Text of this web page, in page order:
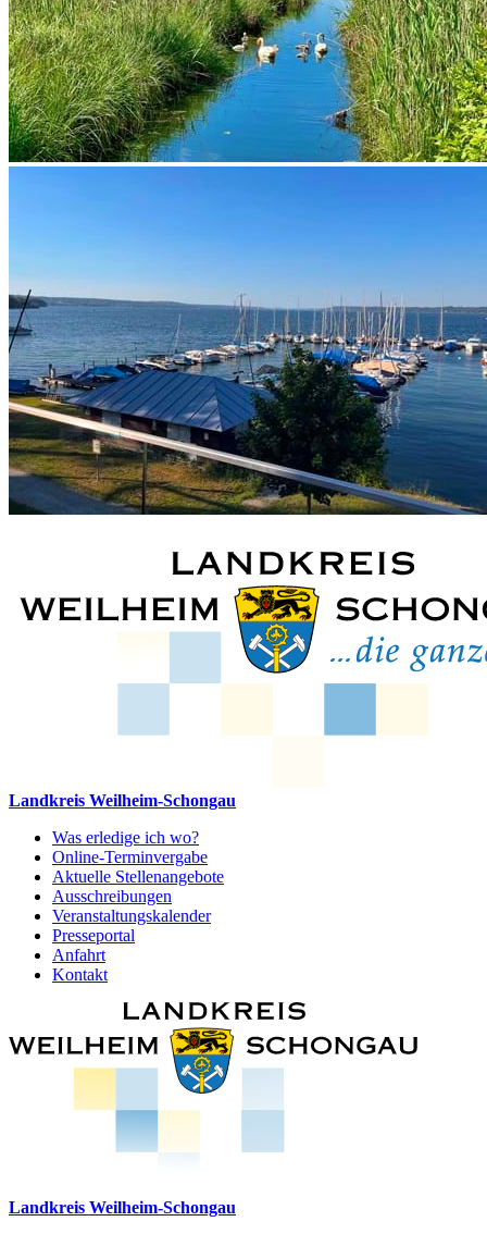
Landkreis Weilheim-Schongau
Was erledige ich wo?
Online-Terminvergabe
Aktuelle Stellenangebote
Ausschreibungen
Veranstaltungskalender
Presseportal
Anfahrt
Kontakt
Landkreis Weilheim-Schongau